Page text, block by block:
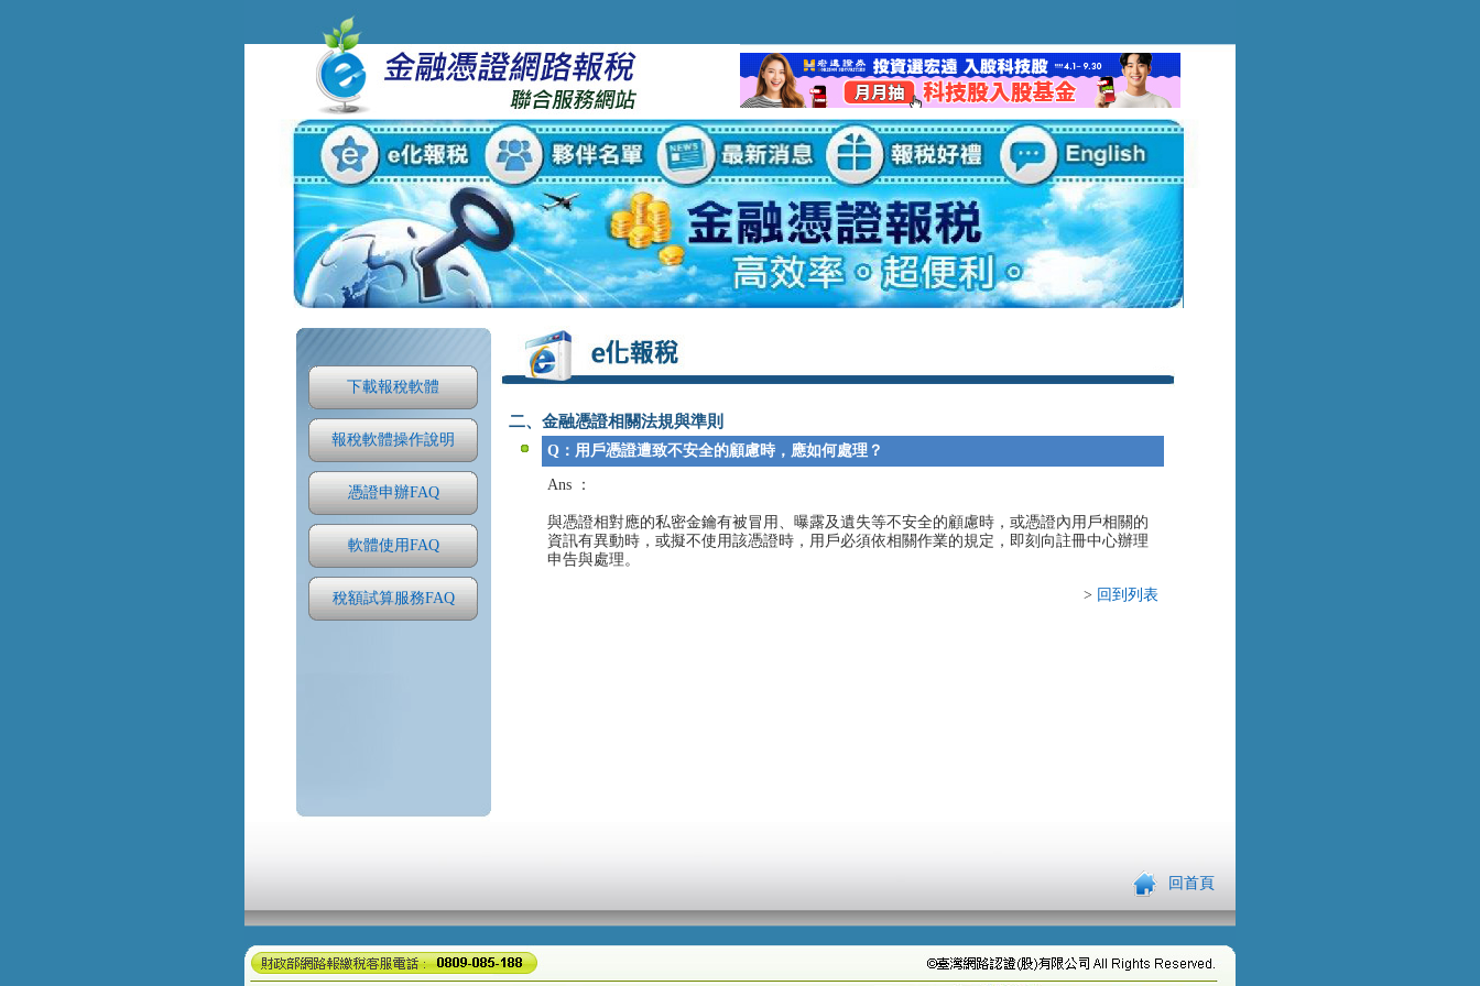
下載報稅軟體
報稅軟體操作說明
憑證申辦FAQ
軟體使用FAQ
稅額試算服務FAQ
二、金融憑證相關法規與準則
Q：用戶憑證遭致不安全的顧慮時，應如何處理？
Ans ：
與憑證相對應的私密金鑰有被冒用、曝露及遺失等不安全的顧慮時，或憑證內用戶相關的
資訊有異動時，或擬不使用該憑證時，用戶必須依相關作業的規定，即刻向註冊中心辦理
申告與處理。
> 回到列表
回首頁